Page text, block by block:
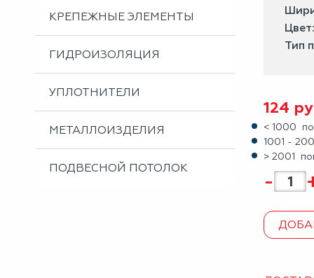
КРЕПЕЖНЫЕ ЭЛЕМЕНТЫ
ГИДРОИЗОЛЯЦИЯ
УПЛОТНИТЕЛИ
МЕТАЛЛОИЗДЕЛИЯ
ПОДВЕСНОЙ ПОТОЛОК
Тип
124
< 1000
1001 -
> 2001
-